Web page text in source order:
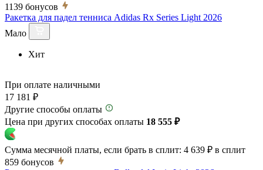
1139 бонусов
Ракетка для падел тенниса Adidas Rx Series Light 2026
Мало
Хит
При оплате наличными
17 181 ₽
Другие способы оплаты
Цена при других способах оплаты 18 555 ₽
Сумма месячной платы, если брать в сплит: 4 639 ₽ в сплит
859 бонусов